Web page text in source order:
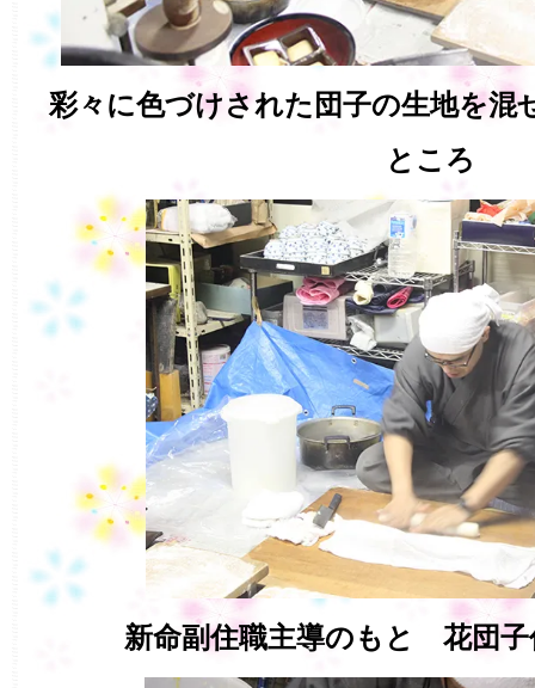
彩々に色づけされた団子の生地を
ところ
新命副住職主導のもと 花団